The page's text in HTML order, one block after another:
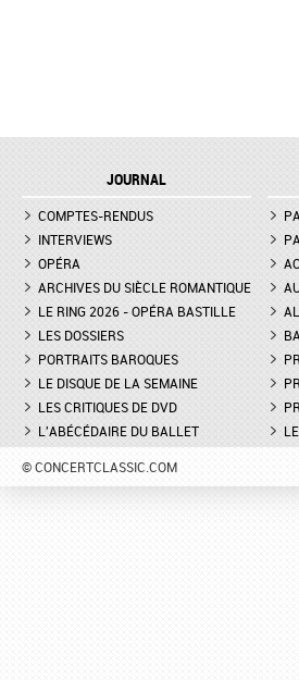
JOURNAL
COMPTES-RENDUS
INTERVIEWS
OPÉRA
ARCHIVES DU SIÈCLE ROMANTIQUE
LE RING 2026 - OPÉRA BASTILLE
LES DOSSIERS
PORTRAITS BAROQUES
LE DISQUE DE LA SEMAINE
LES CRITIQUES DE DVD
L'ABÉCÉDAIRE DU BALLET
© CONCERTCLASSIC.COM